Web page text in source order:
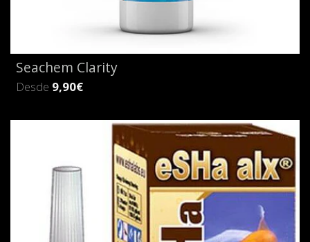
Seachem Clarity
Desde 9,90€